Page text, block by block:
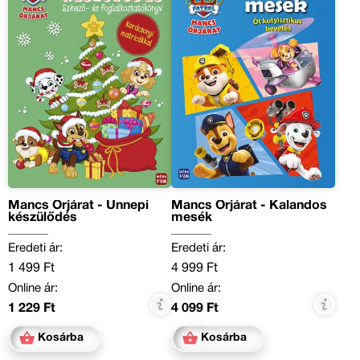
Mancs Őrjárat - Ünnepi
készülődés
Eredeti ár:
1 499 Ft
Online ár:
1 229 Ft
Kosárba
Mancs Őrjárat - Kalandos
mesék
Eredeti ár:
4 999 Ft
Online ár:
4 099 Ft
Kosárba